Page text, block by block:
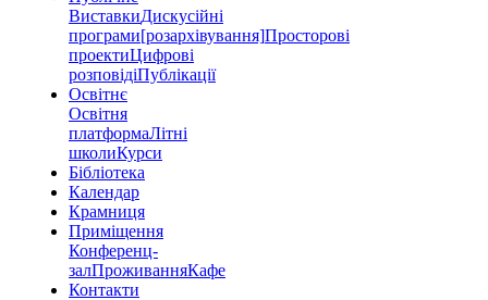
ВиставкиДискусійні
програми[розархівування]Просторові
проектиЦифрові
розповідіПублікації
Освітнє
Освітня
платформаЛітні
школиКурси
Бібліотека
Календар
Крамниця
Приміщення
Конференц-
залПроживанняКафе
Контакти